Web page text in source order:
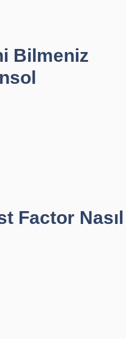
Bilmeniz
Factor Nasıl